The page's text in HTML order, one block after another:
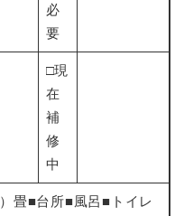
必
要
□現
在
補
修
中
）畳■台所■風呂■トイレ